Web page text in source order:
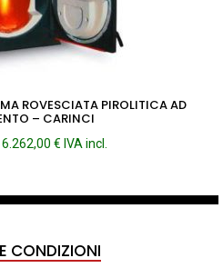
ROVESCIATA PIROLITICA AD
– CARINCI
6.262,00 €Fascia
da
6.262,00 €
IVA incl.
CONDIZIONI